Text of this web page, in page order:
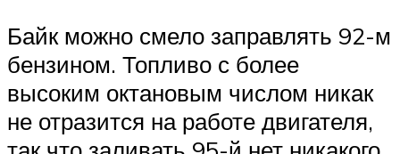
Байк можно смело заправлять 92-м
бензином. Топливо с более
высоким октановым числом никак
не отразится на работе двигателя,